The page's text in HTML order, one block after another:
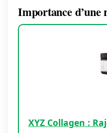
Importance d’une
XYZ Collagen :